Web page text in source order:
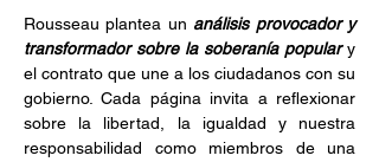
Rousseau plantea un análisis provocador y
transformador sobre la soberanía popular y
el contrato que une a los ciudadanos con su
gobierno. Cada página invita a reflexionar
sobre la libertad, la igualdad y nuestra
responsabilidad como miembros de una